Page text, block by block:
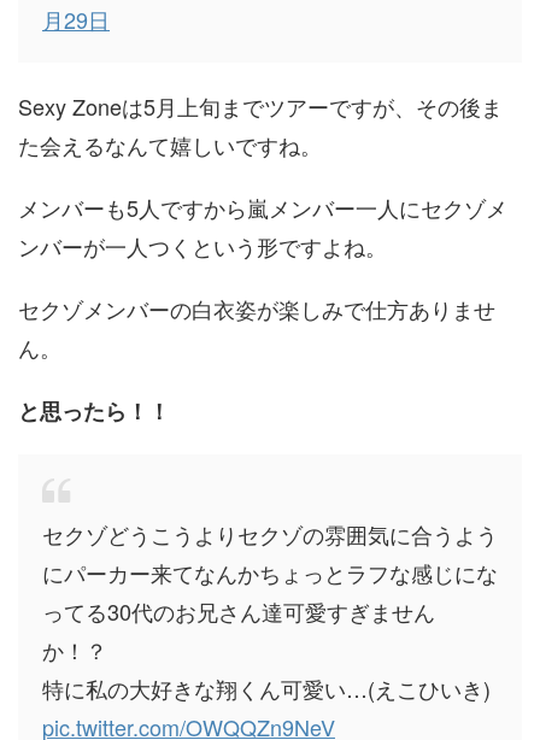
月29日
Sexy Zoneは5月上旬までツアーですが、その後ま
た会えるなんて嬉しいですね。
メンバーも5人ですから嵐メンバー一人にセクゾメ
ンバーが一人つくという形ですよね。
セクゾメンバーの白衣姿が楽しみで仕方ありませ
ん。
と思ったら！！
セクゾどうこうよりセクゾの雰囲気に合うよう
にパーカー来てなんかちょっとラフな感じにな
ってる30代のお兄さん達可愛すぎません
か！？
特に私の大好きな翔くん可愛い…(えこひいき)
pic.twitter.com/OWQQZn9NeV